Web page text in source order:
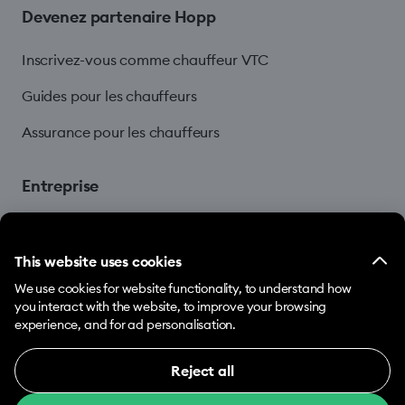
This website uses cookies
We use cookies for website functionality, to understand how
you interact with the website, to improve your browsing
experience, and for ad personalisation.
Reject all
Devenez partenaire Hopp
Inscrivez-vous comme chauffeur VTC
Guides pour les chauffeurs
Assurance pour les chauffeurs
Entreprise
© 2026 Hopp by Bolt Services US Inc.